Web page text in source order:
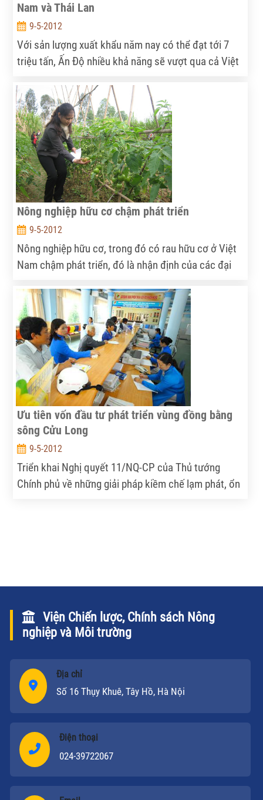
Nam và Thái Lan
9-5-2012
Với sản lượng xuất khẩu năm nay có thể đạt tới 7
triệu tấn, Ấn Độ nhiều khả năng sẽ vượt qua cả Việt
gạo nhiều nhất thế giới.
Nông nghiệp hữu cơ chậm phát triển
9-5-2012
Nông nghiệp hữu cơ, trong đó có rau hữu cơ ở Việt
Nam chậm phát triển, đó là nhận định của các đại
ở Việt Nam”.
Ưu tiên vốn đầu tư phát triển vùng đồng bằng
sông Cửu Long
9-5-2012
Triển khai Nghị quyết 11/NQ-CP của Thủ tướng
Chính phủ về những giải pháp kiềm chế lạm phát, ổn
Viện Chiến lược, Chính sách Nông
nghiệp và Môi trường
Địa chỉ
Số 16 Thụy Khuê, Tây Hồ, Hà Nội
Điện thoại
024-39722067